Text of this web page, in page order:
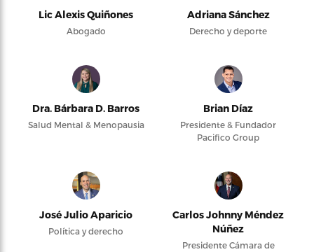
Lic Alexis Quiñones
Abogado
Adriana Sánchez
Derecho y deporte
Dra. Bárbara D. Barros
Salud Mental & Menopausia
Brian Díaz
Presidente & Fundador
Pacifico Group
José Julio Aparicio
Política y derecho
Carlos Johnny Méndez
Núñez
Presidente Cámara de